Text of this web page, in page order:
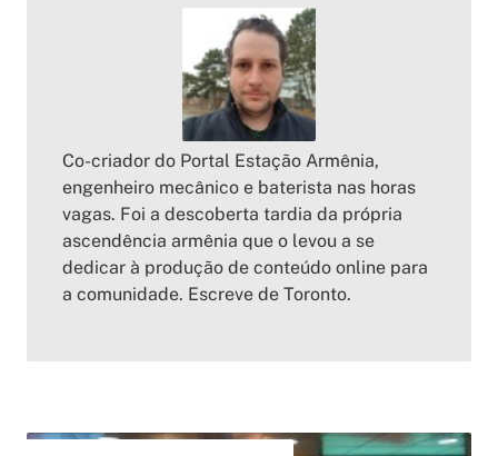
Co-criador do Portal Estação Armênia,
engenheiro mecânico e baterista nas horas
vagas. Foi a descoberta tardia da própria
ascendência armênia que o levou a se
dedicar à produção de conteúdo online para
a comunidade. Escreve de Toronto.